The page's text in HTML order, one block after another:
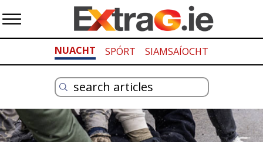
NUACHT SPÓRT SIAMSAÍOCHT